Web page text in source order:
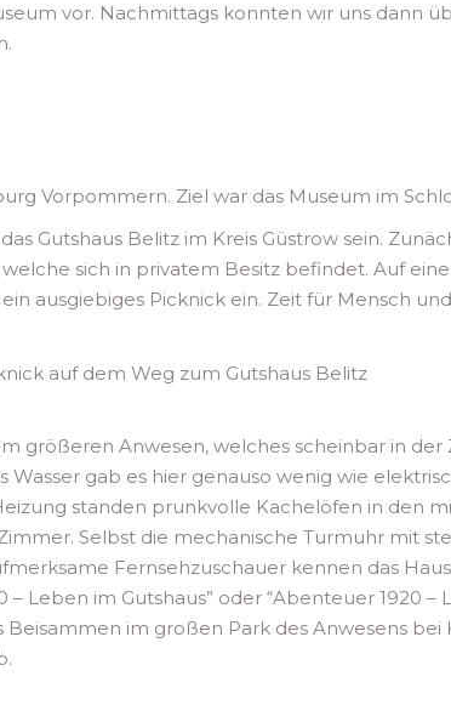
vor. Nachmittags konnten wir uns dann
Vorpommern. Ziel war das Museum im
Gutshaus Belitz im Kreis Güstrow sein.
sich in privatem Besitz befindet. Auf
ausgiebiges Picknick ein. Zeit für Mensch
auf dem Weg zum Gutshaus Belitz
größeren Anwesen, welches scheinbar in der
gab es hier genauso wenig wie
standen prunkvolle Kachelöfen in den
Selbst die mechanische Turmuhr mit
Fernsehzuschauer kennen das
Leben im Gutshaus” oder “Abenteuer 1920 –
Beisammen im großen Park des Anwesens bei